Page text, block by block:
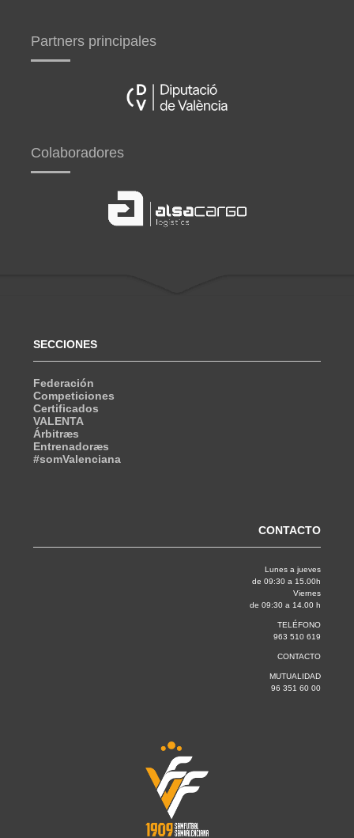
Partners principales
Colaboradores
SECCIONES
Federación
Competiciones
Certificados
VALENTA
Árbitræs
Entrenadoræs
#somValenciana
CONTACTO
Lunes a jueves
de 09:30 a 15.00h
Viernes
de 09:30 a 14.00 h
TELÉFONO
963 510 619
CONTACTO
MUTUALIDAD
96 351 60 00